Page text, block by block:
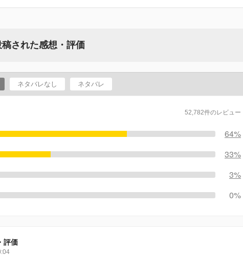
稿された感想・評価
ネタバレなし ネタバレ
52,782件のレビュー
64%
33%
3%
0%
評価